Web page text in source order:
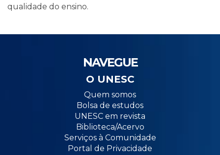
qualidade do ensino.
NAVEGUE
O UNESC
Quem somos
Bolsa de estudos
UNESC em revista
Biblioteca/Acervo
Serviços à Comunidade
Portal de Privacidade